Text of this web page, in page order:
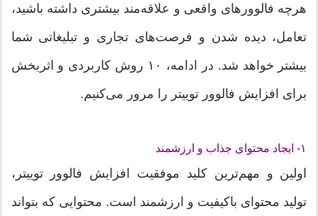
هرچه فالوورهای واقعی و علاقه‌مند بیشتری داشته باشید،
تعامل، دیده شدن و فرصت‌های تجاری و تبلیغاتی شما
بیشتر خواهد شد. در ادامه، ۱۰ روش کاربردی و اثربخش
برای افزایش فالوور توییتر را مرور می‌کنیم.
۱- ایجاد محتوای جذاب و ارزشمند
اولین و مهم‌ترین کلید موفقیت افزایش فالوور توییتر،
تولید محتوای باکیفیت و ارزشمند است. محتوایی که بتواند